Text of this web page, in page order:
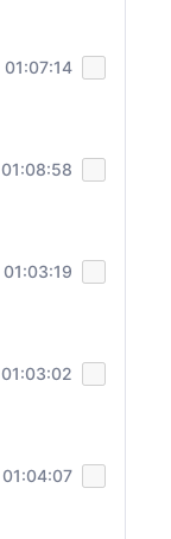
01:07:14
01:08:58
01:03:19
01:03:02
01:04:07